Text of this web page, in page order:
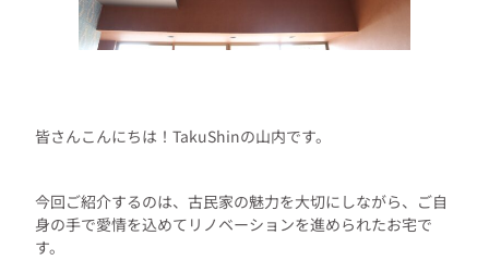
皆さんこんにちは！TakuShinの山内です。
今回ご紹介するのは、古民家の魅力を大切にしながら、ご自
身の手で愛情を込めてリノベーションを進められたお宅で
す。